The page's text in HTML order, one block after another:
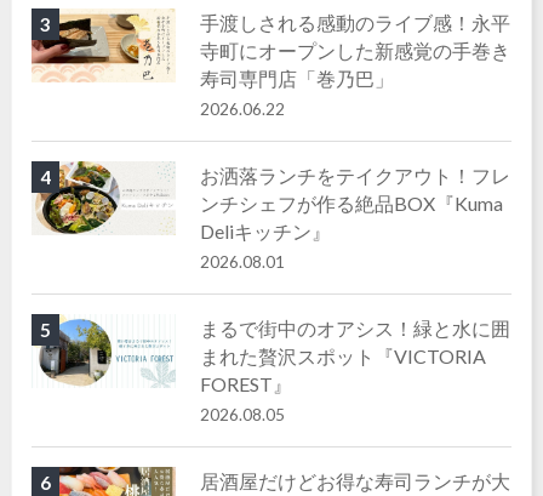
3
手渡しされる感動のライブ感！永平
寺町にオープンした新感覚の手巻き
寿司専門店「巻乃巴」
2026.06.22
4
お洒落ランチをテイクアウト！フレ
ンチシェフが作る絶品BOX『Kuma
Deliキッチン』
2026.08.01
5
まるで街中のオアシス！緑と水に囲
まれた贅沢スポット『VICTORIA
FOREST』
2026.08.05
6
居酒屋だけどお得な寿司ランチが大